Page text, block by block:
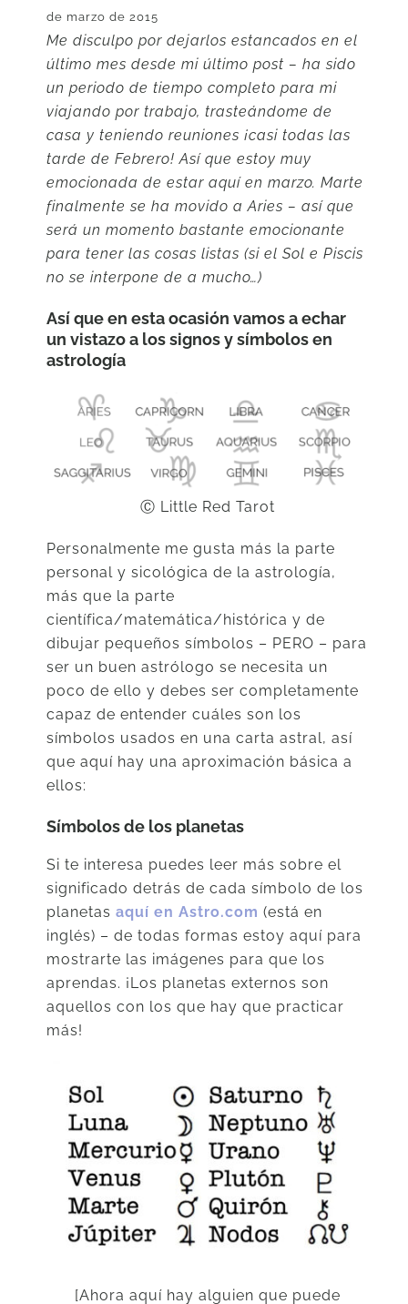
de marzo de 2015
Me disculpo por dejarlos estancados en el
último mes desde mi último post – ha sido
un periodo de tiempo completo para mi
viajando por trabajo, trasteándome de
casa y teniendo reuniones ¡casi todas las
tarde de Febrero! Así que estoy muy
emocionada de estar aquí en marzo. Marte
finalmente se ha movido a Aries – así que
será un momento bastante emocionante
para tener las cosas listas (si el Sol e Piscis
no se interpone de a mucho…)
Así que en esta ocasión vamos a echar
un vistazo a los signos y símbolos en
astrología
Ⓒ Little Red Tarot
Personalmente me gusta más la parte
personal y sicológica de la astrología,
más que la parte
científica/matemática/histórica y de
dibujar pequeños símbolos – PERO – para
ser un buen astrólogo se necesita un
poco de ello y debes ser completamente
capaz de entender cuáles son los
símbolos usados en una carta astral, así
que aquí hay una aproximación básica a
ellos:
Símbolos de los planetas
Si te interesa puedes leer más sobre el
significado detrás de cada símbolo de los
planetasaquí en Astro.com (está en
inglés) – de todas formas estoy aquí para
mostrarte las imágenes para que los
aprendas. ¡Los planetas externos son
aquellos con los que hay que practicar
más!
[Ahora aquí hay alguien que puede